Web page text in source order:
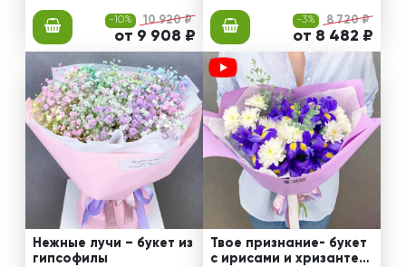
-10% 10 920 ₽
от 9 908 ₽
-3% 8 720 ₽
от 8 482 ₽
Нежные лучи – букет из
гипсофилы
Твое признание- букет
с ирисами и хризантем